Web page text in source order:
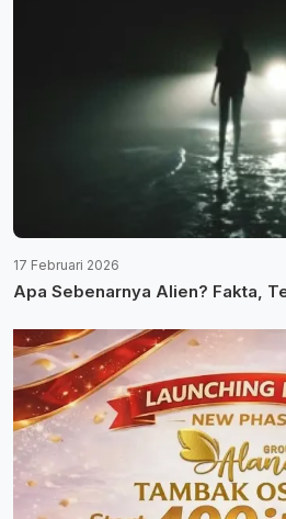
17 Februari 2026
Apa Sebenarnya Alien? Fakta,